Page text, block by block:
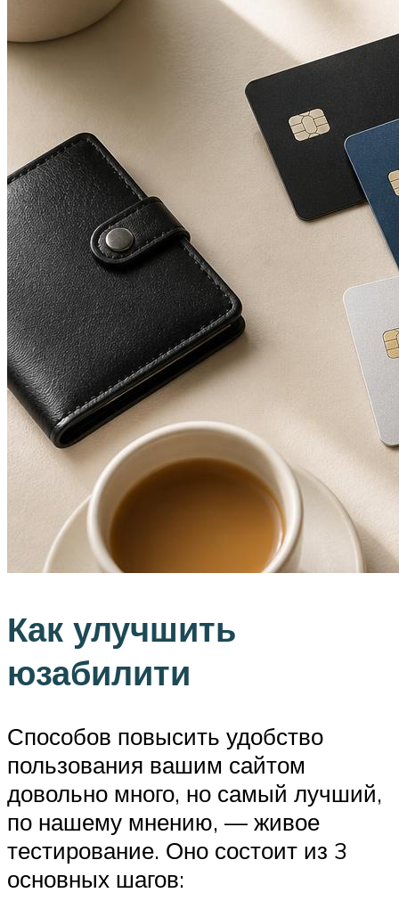
Как улучшить
юзабилити
Способов повысить удобство
пользования вашим сайтом
довольно много, но самый лучший,
по нашему мнению, — живое
тестирование. Оно состоит из 3
основных шагов: